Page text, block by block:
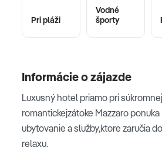
Pri pláži
Vodné
športy
Informácie o zájazde
Luxusný hotel priamo pri
romantickejzátoke Mazzaro
ubytovanie a služby,ktore zaručia
relaxu.